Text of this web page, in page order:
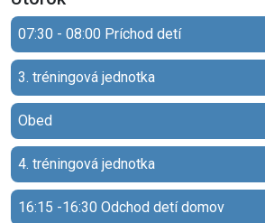
07:30 - 08:00 Príchod detí
3. tréningová jednotka
Obed
4. tréningová jednotka
16:15 -16:30 Odchod detí domov